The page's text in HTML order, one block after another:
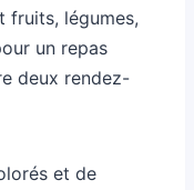
fruits, légumes,
un repas
deux rendez-
et de